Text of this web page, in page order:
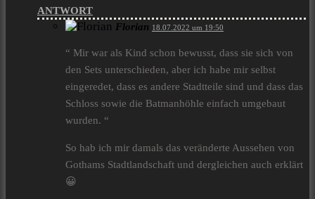
ANTWORT
Florian 18.07.2022 um 19:50
“ Mir war als Kind schon bewusst, dass sie sich von
den Sets unterschieden, aber ich habe mir selbst
eingeredet, dass es andere Stadtteile sind und dass das
Schloss sowie die Batmanhöhle einfach umgebaut
wurden. “
So hab ich mir damals das veränderte Aussehen von
Gothams Stadtlandschaft und dergleichen auch erklärt
😀